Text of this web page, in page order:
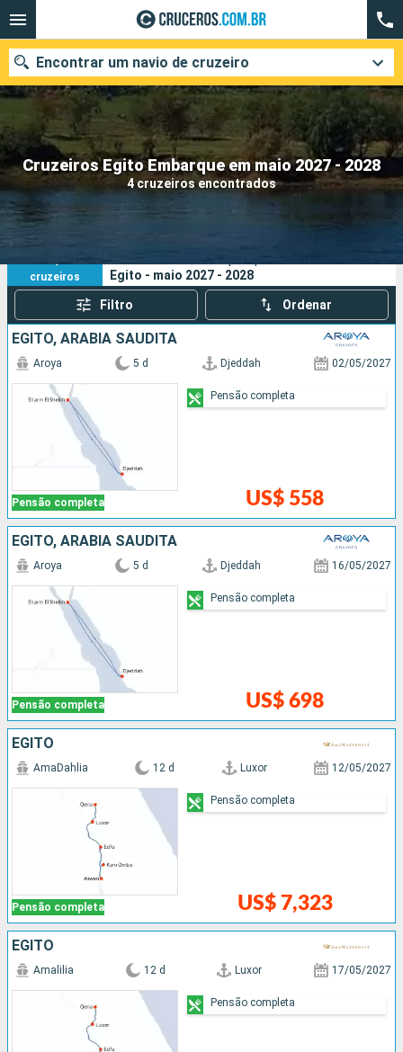
Cruzeiros Egito Embarque em maio 2027 - 2028
4 cruzeiros encontrados
Encontrar um navio de cruzeiro
Quando ir?
Pesquisar
4
cruzeiros
Egito - maio 2027 - 2028
Filtro Ordenar
EGITO, ARABIA SAUDITA
Pensão completa
Aroya 5 d Djeddah 02/05/2027
US$ 558
Pensão completa
EGITO, ARABIA SAUDITA
Pensão completa
Aroya 5 d Djeddah 16/05/2027
US$ 698
Pensão completa
EGITO
Pensão completa
AmaDahlia 12 d Luxor 12/05/2027
US$ 7,323
Pensão completa
EGITO
Amalilia 12 d Luxor 17/05/2027
Pensão completa